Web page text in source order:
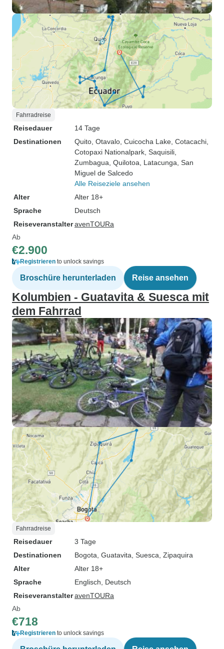
Fahrradreise
Reisedauer
14 Tage
Destinationen
Quito , Otavalo , Cuicocha Lake , Cotacachi
Cotopaxi Nationalpark , Saquisili
Zumbagua , Quilotoa , Latacunga , San
Miguel de Salcedo
Alle Reiseziele ansehen
Alter
Alter 18+
Sprache
Deutsch
ReiseveranstalteravenTOURa
Ab
€2.900
Registrieren to unlock savings
Broschüre herunterladen Reise ansehen
Kolumbien - Guatavita & Suesca mit
dem Fahrrad
Fahrradreise
Reisedauer
3 Tage
Destinationen
Bogota , Guatavita , Suesca , Zipaquira
Alter
Alter 18+
Sprache
Englisch, Deutsch
ReiseveranstalteravenTOURa
Ab
€718
Registrieren to unlock savings